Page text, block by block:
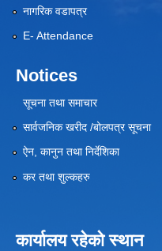
नागरिक वडापत्र
E- Attendance
Notices
सूचना तथा समाचार
सार्वजनिक खरीद /बोलपत्र सूचना
ऐन, कानुन तथा निर्देशिका
कर तथा शुल्कहरु
कार्यालय रहेको स्थान